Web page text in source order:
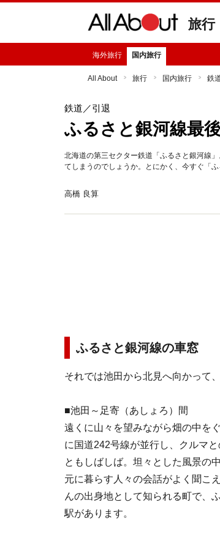
旅行
海外旅行 国内旅行
All About 旅行 国内旅行 鉄
鉄道 ／引退
ふるさと銀河線最
北海道の第三セクター鉄道「ふるさと銀河線
てしまうのでしょうか。とにかく、今すぐ「ふ
高橋 良算
ふるさと銀河線の車窓
それでは池田から北見へ向かって
■池田～足寄（あしょろ）間
遠くに山々を望みながら畑の中を
に国道242号線が並行し、クルマ
ともしばしば。坦々とした風景の
元に暮らす人々の会話がよく聞こ
んの出身地として知られる町で、
駅があります。